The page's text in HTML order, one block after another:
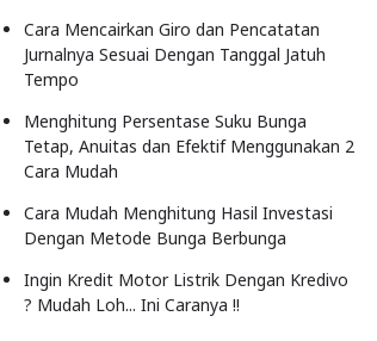
Cara Mencairkan Giro dan Pencatatan
Jurnalnya Sesuai Dengan Tanggal Jatuh
Tempo
Menghitung Persentase Suku Bunga
Tetap, Anuitas dan Efektif Menggunakan 2
Cara Mudah
Cara Mudah Menghitung Hasil Investasi
Dengan Metode Bunga Berbunga
Ingin Kredit Motor Listrik Dengan Kredivo
? Mudah Loh... Ini Caranya !!